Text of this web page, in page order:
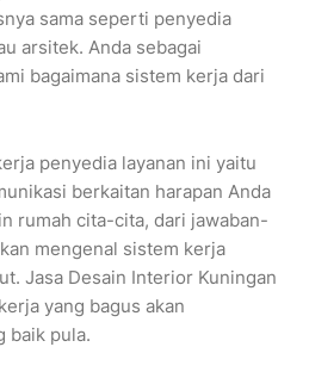
sama seperti penyedia
arsitek. Anda sebagai
bagaimana sistem kerja dari
penyedia layanan ini yaitu
berkaitan harapan Anda
rumah cita-cita, dari jawaban-
mengenal sistem kerja
Jasa Desain Interior Kuningan
yang bagus akan
baik pula.